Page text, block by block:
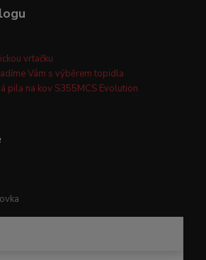
vrtačku
Vám s výběrem topidla
pila na kov S355MCS Evolution